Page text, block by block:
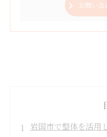
お問い合
岩国市で整体を活用